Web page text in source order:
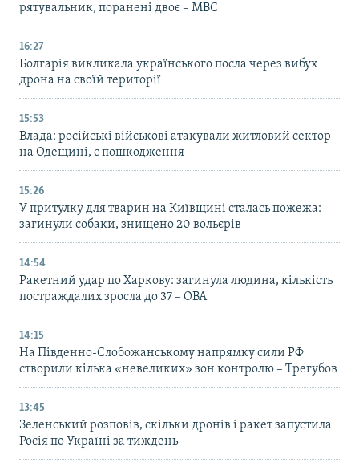
рятувальник, поранені двоє – МВС
16:27
Болгарія викликала українського посла через вибух
дрона на своїй території
15:53
Влада: російські військові атакували житловий сектор
на Одещині, є пошкодження
15:26
У притулку для тварин на Київщині сталась пожежа:
загинули собаки, знищено 20 вольєрів
14:54
Ракетний удар по Харкову: загинула людина, кількість
постраждалих зросла до 37 – ОВА
14:15
На Південно-Слобожанському напрямку сили РФ
створили кілька «невеликих» зон контролю – Трегубов
13:45
Зеленський розповів, скільки дронів і ракет запустила
Росія по Україні за тиждень